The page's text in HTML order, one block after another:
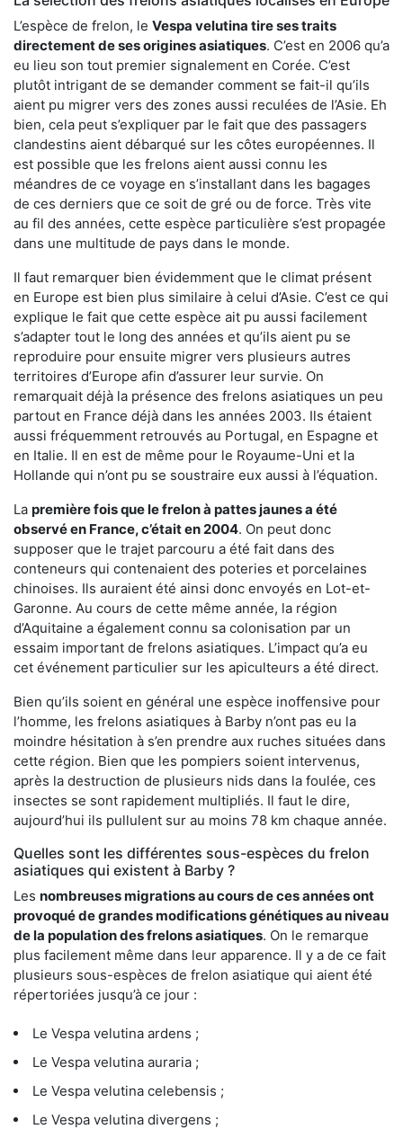
L’espèce de frelon, le Vespa velutina tire ses traits
directement de ses origines asiatiques. C’est en 2006 qu’a
eu lieu son tout premier signalement en Corée. C’est
plutôt intrigant de se demander comment se fait-il qu’ils
aient pu migrer vers des zones aussi reculées de l’Asie. Eh
bien, cela peut s’expliquer par le fait que des passagers
clandestins aient débarqué sur les côtes européennes. Il
est possible que les frelons aient aussi connu les
méandres de ce voyage en s’installant dans les bagages
de ces derniers que ce soit de gré ou de force. Très vite
au fil des années, cette espèce particulière s’est propagée
dans une multitude de pays dans le monde.
Il faut remarquer bien évidemment que le climat présent
en Europe est bien plus similaire à celui d’Asie. C’est ce qui
explique le fait que cette espèce ait pu aussi facilement
s’adapter tout le long des années et qu’ils aient pu se
reproduire pour ensuite migrer vers plusieurs autres
territoires d’Europe afin d’assurer leur survie. On
remarquait déjà la présence des frelons asiatiques un peu
partout en France déjà dans les années 2003. Ils étaient
aussi fréquemment retrouvés au Portugal, en Espagne et
en Italie. Il en est de même pour le Royaume-Uni et la
Hollande qui n’ont pu se soustraire eux aussi à l’équation.
La première fois que le frelon à pattes jaunes a été
observé en France, c’était en 2004. On peut donc
supposer que le trajet parcouru a été fait dans des
conteneurs qui contenaient des poteries et porcelaines
chinoises. Ils auraient été ainsi donc envoyés en Lot-et-
Garonne. Au cours de cette même année, la région
d’Aquitaine a également connu sa colonisation par un
essaim important de frelons asiatiques. L’impact qu’a eu
cet événement particulier sur les apiculteurs a été direct.
Bien qu’ils soient en général une espèce inoffensive pour
l’homme, les frelons asiatiques à Barby n’ont pas eu la
moindre hésitation à s’en prendre aux ruches situées dans
cette région. Bien que les pompiers soient intervenus,
après la destruction de plusieurs nids dans la foulée, ces
insectes se sont rapidement multipliés. Il faut le dire,
aujourd’hui ils pullulent sur au moins 78 km chaque année.
Quelles sont les différentes sous-espèces du frelon
asiatiques qui existent à Barby ?
Les nombreuses migrations au cours de ces années ont
provoqué de grandes modifications génétiques au niveau
de la population des frelons asiatiques. On le remarque
plus facilement même dans leur apparence. Il y a de ce fait
plusieurs sous-espèces de frelon asiatique qui aient été
répertoriées jusqu’à ce jour :
Le Vespa velutina ardens ;
Le Vespa velutina auraria ;
Le Vespa velutina celebensis ;
Le Vespa velutina divergens ;